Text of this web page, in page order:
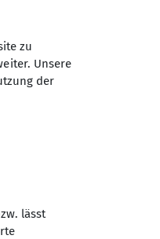
zu
Unsere
der
lässt